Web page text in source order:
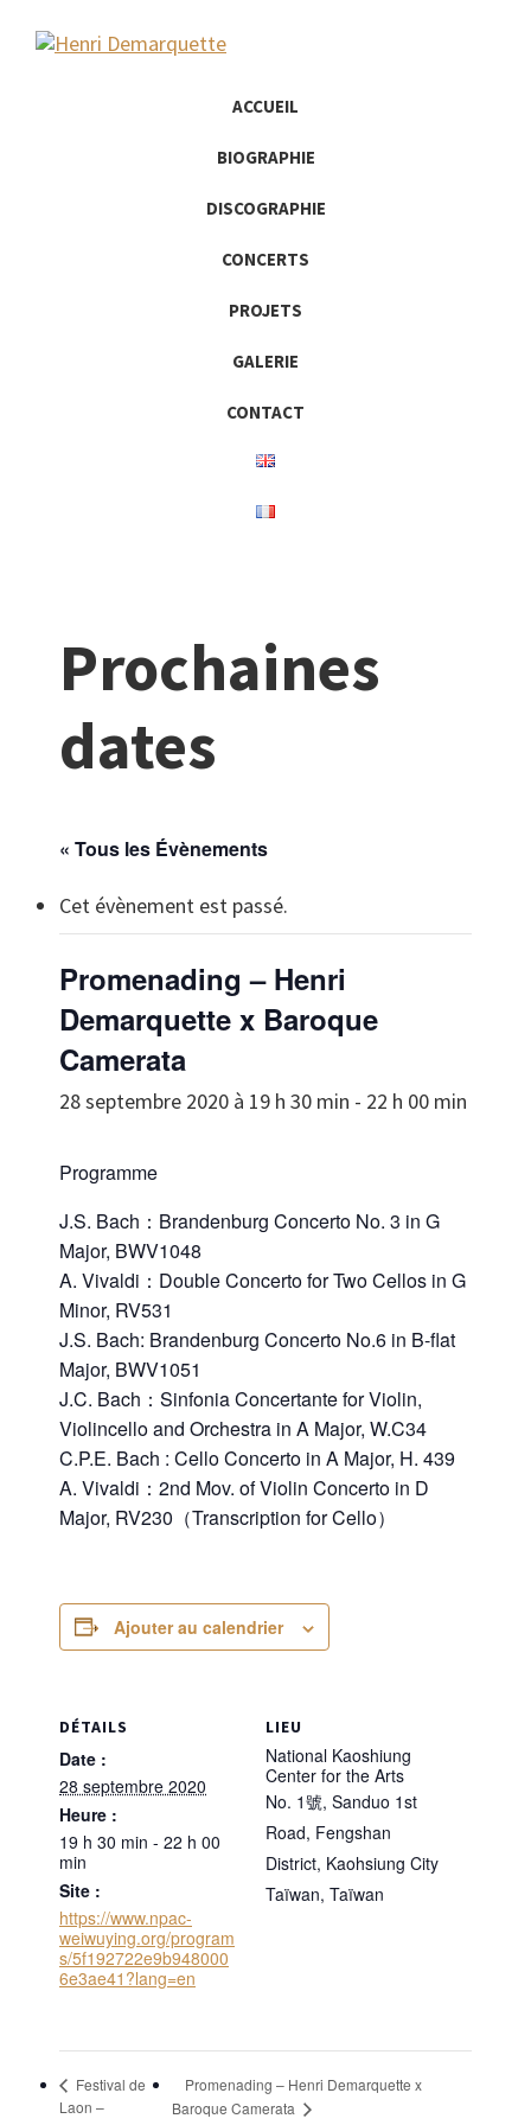
ACCUEIL
BIOGRAPHIE
DISCOGRAPHIE
CONCERTS
PROJETS
GALERIE
CONTACT
Prochaines
dates
« Tous les Évènements
Cet évènement est passé.
Promenading – Henri
Demarquette x Baroque
Camerata
28 septembre 2020 à 19 h 30 min - 22 h 00 min
Programme
J.S. Bach：Brandenburg Concerto No. 3 in G
Major, BWV1048
A. Vivaldi：Double Concerto for Two Cellos in G
Minor, RV531
J.S. Bach: Brandenburg Concerto No.6 in B-flat
Major, BWV1051
J.C. Bach：Sinfonia Concertante for Violin,
Violincello and Orchestra in A Major, W.C34
C.P.E. Bach : Cello Concerto in A Major, H. 439
A. Vivaldi：2nd Mov. of Violin Concerto in D
Major, RV230（Transcription for Cello）
Ajouter au calendrier
DÉTAILS
Date :
28 septembre 2020
Heure :
19 h 30 min - 22 h 00
min
Site :
https://www.npac-
weiwuying.org/program
s/5f192722e9b948000
6e3ae41?lang=en
LIEU
National Kaoshiung
Center for the Arts
No. 1號, Sanduo 1st
Road, Fengshan
District, Kaohsiung City
Taïwan, Taïwan
Festival de
Laon –
Promenading – Henri Demarquette x
Baroque Camerata